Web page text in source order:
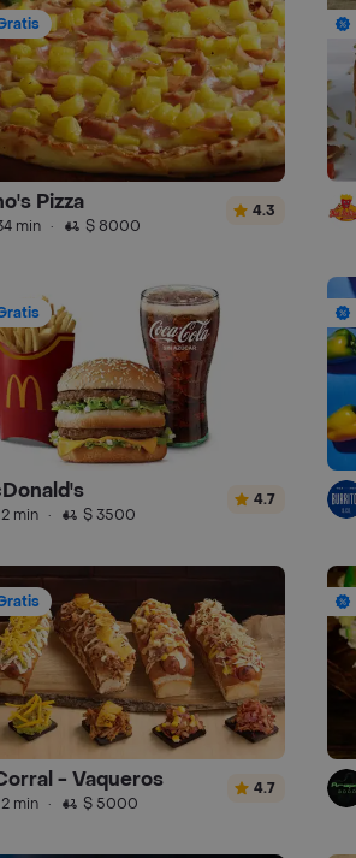
Pizza
min · $ 8000
4.3
min · $ 3500
4.7
- Vaqueros
min · $ 5000
4.7